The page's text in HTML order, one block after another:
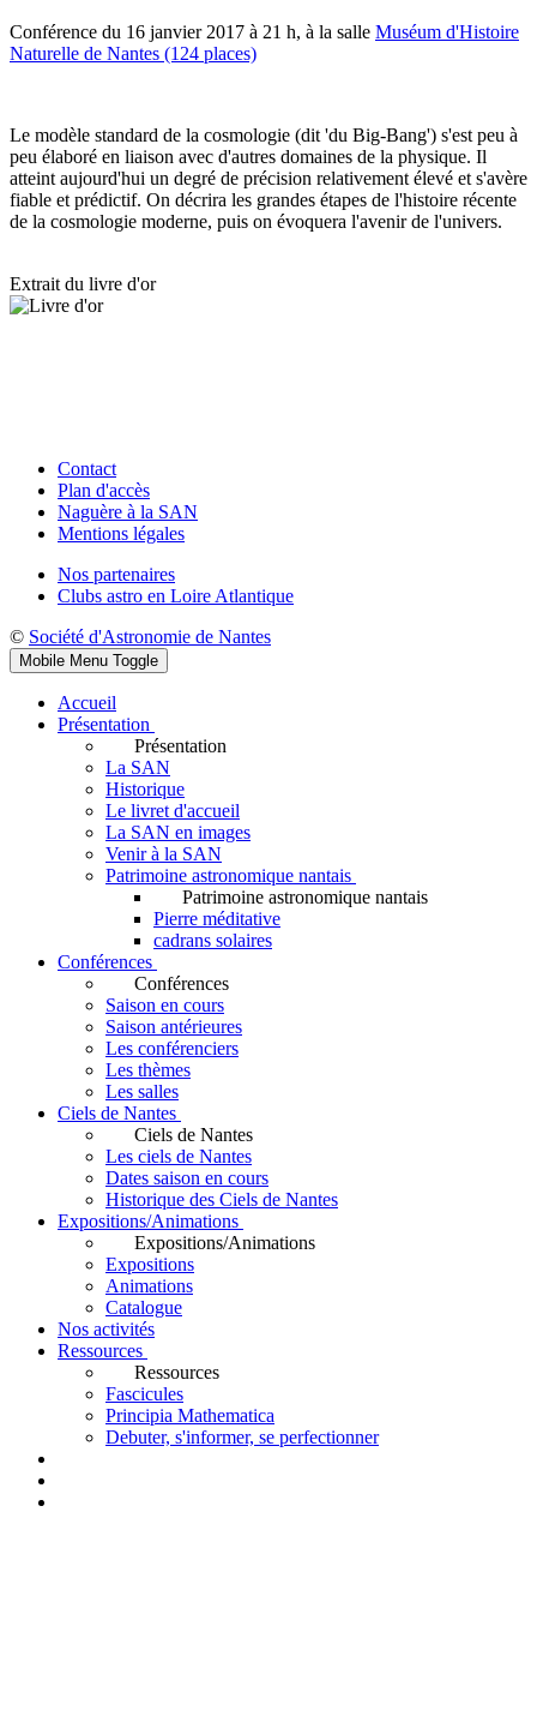
Conférence du 16 janvier 2017 à 21 h, à la salle Muséum d'Histoire
Naturelle de Nantes (124 places)
Le modèle standard de la cosmologie (dit 'du Big-Bang') s'est peu à
peu élaboré en liaison avec d'autres domaines de la physique. Il
atteint aujourd'hui un degré de précision relativement élevé et s'avère
fiable et prédictif. On décrira les grandes étapes de l'histoire récente
de la cosmologie moderne, puis on évoquera l'avenir de l'univers.
Extrait du livre d'or
Contact
Plan d'accès
Naguère à la SAN
Mentions légales
Nos partenaires
Clubs astro en Loire Atlantique
© Société d'Astronomie de Nantes
Mobile Menu Toggle
Accueil
Présentation
Présentation
La SAN
Historique
Le livret d'accueil
La SAN en images
Venir à la SAN
Patrimoine astronomique nantais
Patrimoine astronomique nantais
Pierre méditative
cadrans solaires
Conférences
Conférences
Saison en cours
Saison antérieures
Les conférenciers
Les thèmes
Les salles
Ciels de Nantes
Ciels de Nantes
Les ciels de Nantes
Dates saison en cours
Historique des Ciels de Nantes
Expositions/Animations
Expositions/Animations
Expositions
Animations
Catalogue
Nos activités
Ressources
Ressources
Fascicules
Principia Mathematica
Debuter, s'informer, se perfectionner